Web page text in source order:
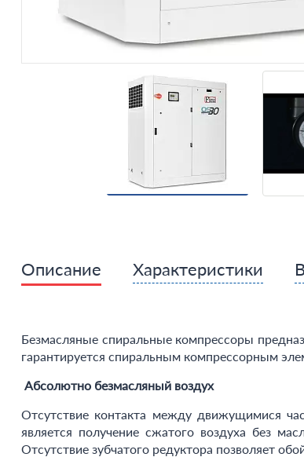
Описание Характеристики
Безмасляные спиральные компрессоры
гарантируется спиральным компрессорным
Абсолютно безмасляный воздух
Отсутствие контакта между движущимися
является получение сжатого воздуха без
Отсутствие зубчатого редуктора позволяет